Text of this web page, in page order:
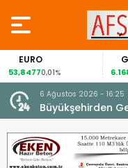
0,01%
GRAM
6.168,06
6 Ağustos 2026 - 16:25
Büyükşehirden
Kurtarma